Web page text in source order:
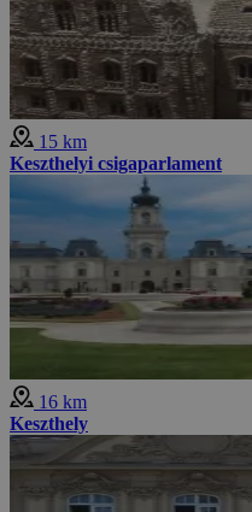
15 km
Keszthelyi csigaparlament
16 km
Keszthely